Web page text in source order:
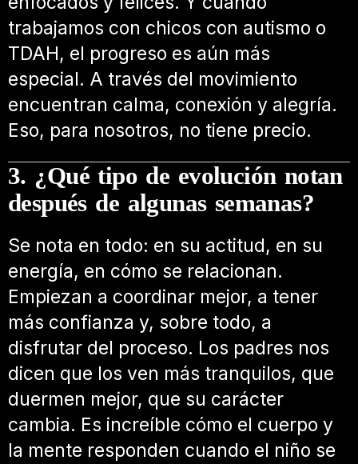
trabajamos con chicos con autismo o
TDAH, el progreso es aún más
especial. A través del movimiento
encuentran calma, conexión y alegría.
Eso, para nosotros, no tiene precio.
3. ¿Qué tipo de evolución notan
después de algunas semanas?
Se nota en todo: en su actitud, en su
energía, en cómo se relacionan.
Empiezan a coordinar mejor, a tener
más confianza y, sobre todo, a
disfrutar del proceso. Los padres nos
dicen que los ven más tranquilos, que
duermen mejor, que su carácter
cambia. Es increíble cómo el cuerpo y
la mente responden cuando el niño se